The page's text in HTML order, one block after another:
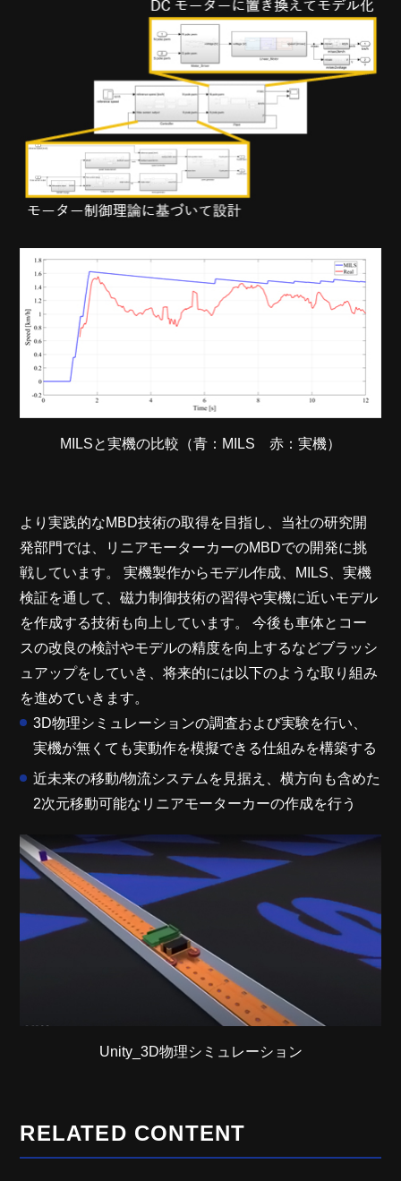
MILSと実機の比較（青：MILS 赤：実機）
より実践的なMBD技術の取得を目指し、当社の研究開
発部門では、リニアモーターカーのMBDでの開発に挑
戦しています。 実機製作からモデル作成、MILS、実機
検証を通して、磁力制御技術の習得や実機に近いモデル
を作成する技術も向上しています。 今後も車体とコー
スの改良の検討やモデルの精度を向上するなどブラッシ
ュアップをしていき、将来的には以下のような取り組み
を進めていきます。
3D物理シミュレーションの調査および実験を行い、
実機が無くても実動作を模擬できる仕組みを構築する
近未来の移動/物流システムを見据え、横方向も含めた
2次元移動可能なリニアモーターカーの作成を行う
Unity_3D物理シミュレーション
RELATED CONTENT